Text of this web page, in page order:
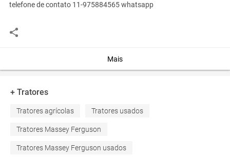
telefone de contato 11-975884565 whatsapp
Você assume toda a responsabilidade pela cotação deste item. Você acha que
Mais
+ Tratores
Tratores agrícolas Tratores usados
Tratores Massey Ferguson
Tratores Massey Ferguson usados